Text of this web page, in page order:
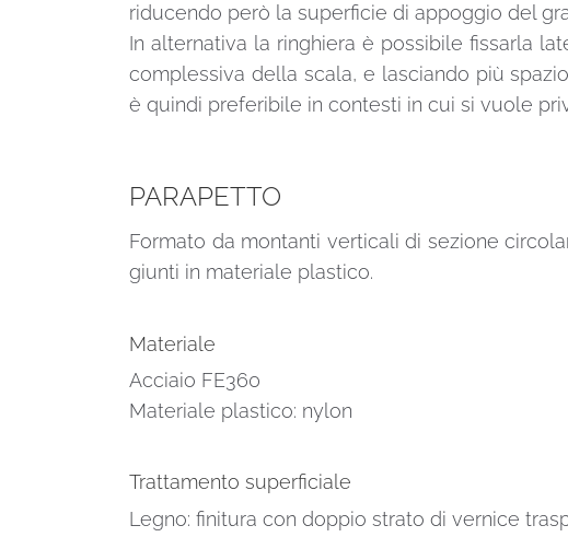
riducendo però la superficie di appoggio del
In alternativa la ringhiera è possibile fissarla
complessiva della scala, e lasciando più
è quindi preferibile in contesti in cui si vuole
PARAPETTO
Formato da montanti verticali di sezione
giunti in materiale plastico.
Materiale
Acciaio FE360
Materiale plastico: nylon
Trattamento superficiale
Legno: finitura con doppio strato di vernice